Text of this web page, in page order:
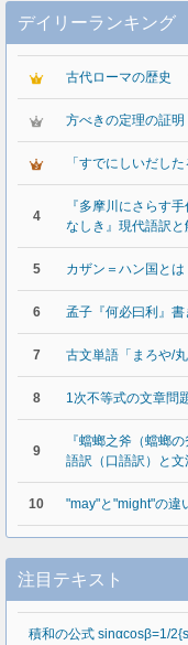
デイリーランキング
古代ローマの歴史
方べきの定理の証明
「すでにしいだし
4
『多摩川にさらす
なしき』現代語訳と
5 カザン＝ハン国と
6 孟子『何必曰利』
7 古文単語「まろや/
8 1次不等式の文章問
9
『蟷螂之斧（蟷螂
語訳（口語訳）と文
10 "may"と"might"の違
注目テキスト
積和の公式 sinαcosβ=1/